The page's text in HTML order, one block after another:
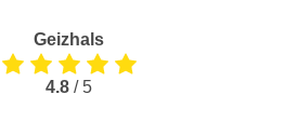
Geizhals
4.8 / 5